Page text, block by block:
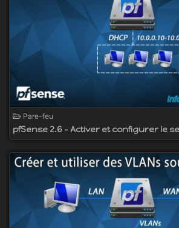
Pare-feu
pfSense 2.6 - Activer et configurer le